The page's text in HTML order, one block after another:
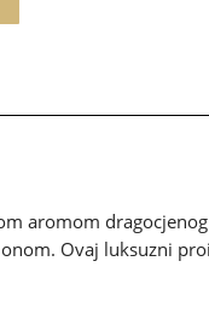
aromom
Ovaj luksuzni